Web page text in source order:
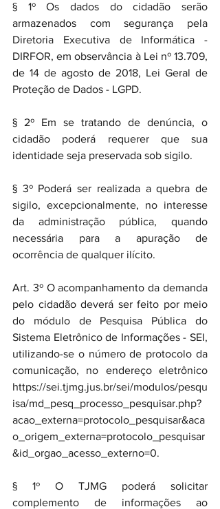
§ 1º Os dados do cidadão serão
armazenados com segurança pela
Diretoria Executiva de Informática -
DIRFOR, em observância à Lei nº 13.709,
de 14 de agosto de 2018, Lei Geral de
Proteção de Dados - LGPD.
§ 2º Em se tratando de denúncia, o
cidadão poderá requerer que sua
identidade seja preservada sob sigilo.
§ 3º Poderá ser realizada a quebra de
sigilo, excepcionalmente, no interesse
da administração pública, quando
necessária para a apuração de
ocorrência de qualquer ilícito.
Art. 3º O acompanhamento da demanda
pelo cidadão deverá ser feito por meio
do módulo de Pesquisa Pública do
Sistema Eletrônico de Informações - SEI,
utilizando-se o número de protocolo da
comunicação, no endereço eletrônico
https://sei.tjmg.jus.br/sei/modulos/pesqu
isa/md_pesq_processo_pesquisar.php?
acao_externa=protocolo_pesquisar&aca
o_origem_externa=protocolo_pesquisar
&id_orgao_acesso_externo=0.
§ 1º O TJMG poderá solicitar
complemento de informações ao